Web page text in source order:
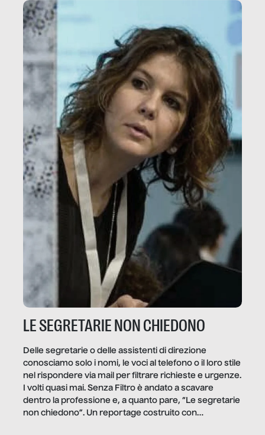
LE SEGRETARIE NON CHIEDONO
Delle segretarie o delle assistenti di direzione
conosciamo solo i nomi, le voci al telefono o il loro stile
nel rispondere via mail per filtrare richieste e urgenze.
I volti quasi mai. Senza Filtro è andato a scavare
dentro la professione e, a quanto pare, “Le segretarie
non chiedono”. Un reportage costruito con